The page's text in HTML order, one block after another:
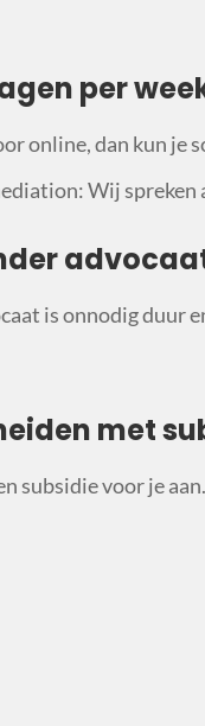
per
online, dan kun je
Wij spreken
is onnodig duur
met
subsidie voor je